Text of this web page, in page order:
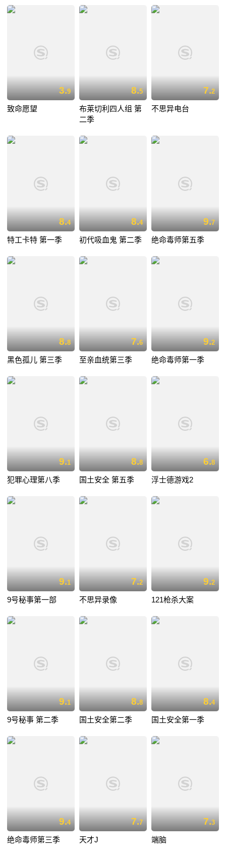
3.9
致命愿望
8.5
布莱切利四人组 第
二季
7.2
不思异电台
8.4
特工卡特 第一季
8.4
初代吸血鬼 第二季
9.7
绝命毒师第五季
8.8
黑色孤儿 第三季
7.6
至亲血统第三季
9.2
绝命毒师第一季
9.1
犯罪心理第八季
8.8
国土安全 第五季
6.8
浮士德游戏2
9.1
9号秘事第一部
7.2
不思异录像
9.2
121枪杀大案
9.1
9号秘事 第二季
8.8
国土安全第二季
8.4
国土安全第一季
9.4
绝命毒师第三季
7.7
天才J
7.3
端脑